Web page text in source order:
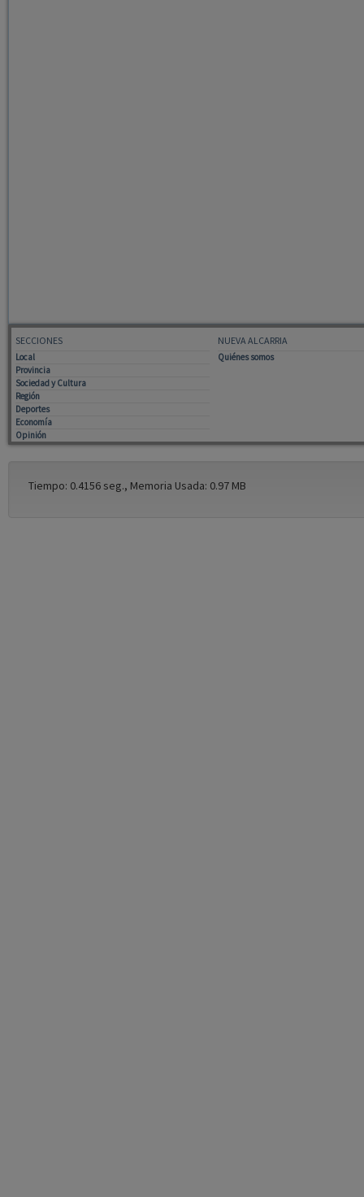
SECCIONES
Local
Provincia
Sociedad y Cultura
Región
Deportes
Economía
Opinión
NUEVA ALCARRIA
Quiénes somos
Tiempo: 0.4156 seg., Memoria Usada: 0.97 MB